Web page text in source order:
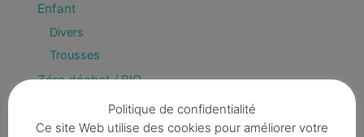
Enfant
Divers
Trousses
Zéro déchet / BIO
Couvercles écologiques
Politique de confidentialité
Ce site Web utilise des cookies pour améliorer votre